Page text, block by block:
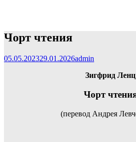
Чорт чтения
05.05.202329.01.2026admin
Зигфрид Ленц
Чорт
(перевод Андрея